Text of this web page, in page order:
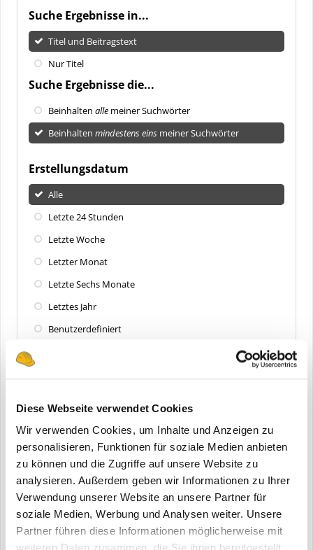
Diese Webseite verwendet Cookies
Wir verwenden Cookies, um Inhalte und Anzeigen zu
personalisieren, Funktionen für soziale Medien anbieten
zu können und die Zugriffe auf unsere Website zu
analysieren. Außerdem geben wir Informationen zu Ihrer
Verwendung unserer Website an unsere Partner für
soziale Medien, Werbung und Analysen weiter. Unsere
Partner führen diese Informationen möglicherweise mit
Suche Ergebnisse in...
Titel und Beitragstext
Nur Titel
Suche Ergebnisse die...
Beinhalten alle meiner Suchwörter
Beinhalten mindestens eins meiner Suchwörter
Erstellungsdatum
Alle
Letzte 24 Stunden
Letzte Woche
Letzter Monat
Letzte Sechs Monate
Letztes Jahr
Benutzerdefiniert
Zuletzt aktualisiert
Letzte 24 Stunden
Letzte Woche
Letzter Monat
Letzte Sechs Monate
Letztes Jahr
Benutzerdefiniert